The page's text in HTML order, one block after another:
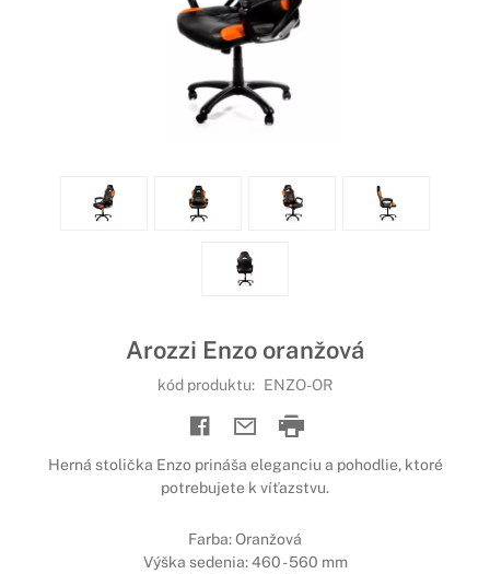
Arozzi Enzo oranžová
kód produktu: ENZO-OR
Herná stolička Enzo prináša eleganciu a pohodlie, ktoré
potrebujete k víťazstvu.
Farba: Oranžová
Výška sedenia: 460 - 560 mm